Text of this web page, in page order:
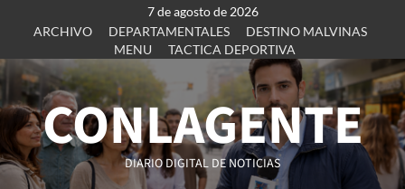
7 de agosto de 2026
ARCHIVO
DEPARTAMENTALES
DESTINO MALVINAS
MENU
TACTICA DEPORTIVA
CONLAGENTE
DIARIO DIGITAL DE NOTICIAS